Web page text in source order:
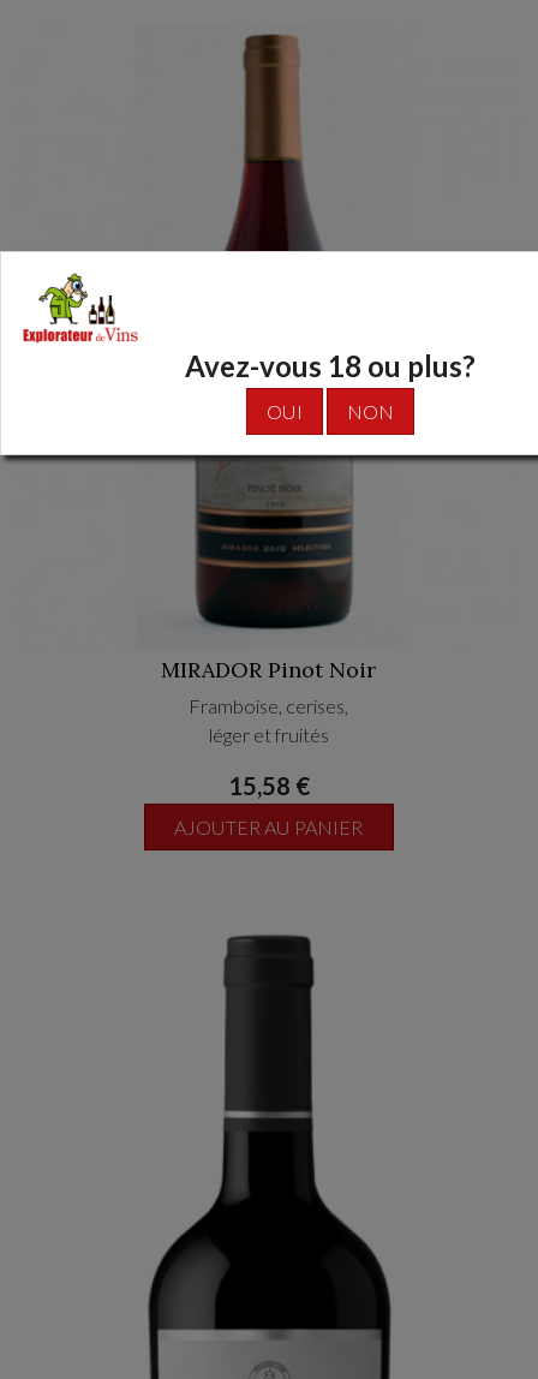
MIRADOR Pinot Noir
Framboise, cerises,
léger et fruités
15,58 €
AJOUTER AU PANIER
Avez-vous 18 ou plus?
OUI NON